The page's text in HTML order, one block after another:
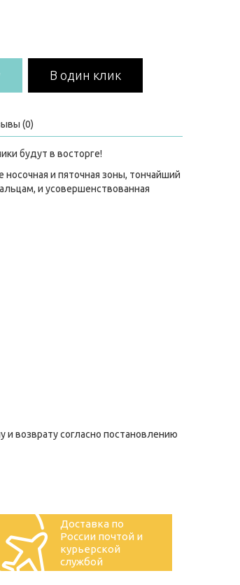
В один клик
(0)
будут в восторге!
и пяточная зоны, тончайший
и усовершенствованная
возврату согласно постановлению
Доставка по
России почтой и
курьерской
службой